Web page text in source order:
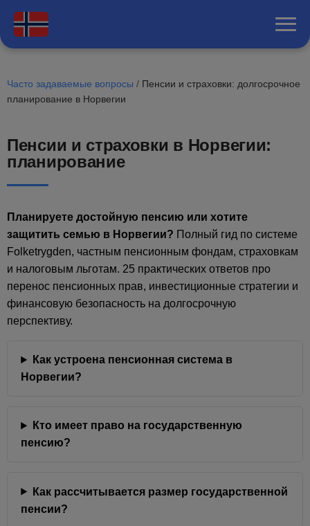
Часто задаваемые вопросы / Пенсии и страховки: долгосрочное
планирование в Норвегии
Пенсии и страховки в Норвегии:
планирование
Планируете достойную пенсию или хотите
защитить семью в Норвегии? Полный гид по системе
Folketrygden, частным пенсионным фондам, страховкам
и налоговым льготам. 25 практических ответов про
перенос пенсионных прав, инвестиционные стратегии и
финансовую безопасность на долгосрочную
перспективу.
Как устроена пенсионная система в
Норвегии?
Кто имеет право на государственную
пенсию?
Как рассчитывается размер государственной
пенсии?